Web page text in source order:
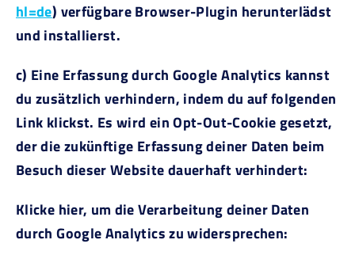
hl=de) verfügbare Browser-Plugin herunterlädst
und installierst.
c) Eine Erfassung durch Google Analytics kannst
du zusätzlich verhindern, indem du auf folgenden
Link klickst. Es wird ein Opt-Out-Cookie gesetzt,
der die zukünftige Erfassung deiner Daten beim
Besuch dieser Website dauerhaft verhindert:
Klicke hier, um die Verarbeitung deiner Daten
durch Google Analytics zu widersprechen: